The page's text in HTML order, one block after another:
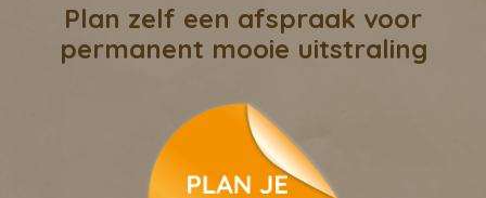
Plan zelf een afspraak voor
permanent mooie uitstraling